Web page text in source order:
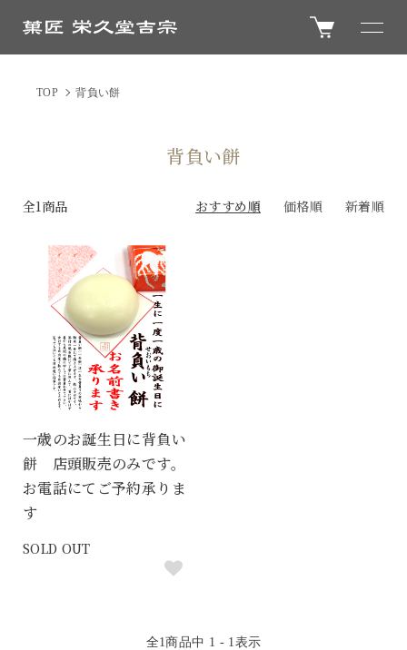
TOP 背負い餅
背負い餅
全1商品 おすすめ順 価格順 新着順
一歳のお誕生日に背負い
餅 店頭販売のみです。
お電話にてご予約承りま
す
SOLD OUT
全1商品中 1 - 1表示